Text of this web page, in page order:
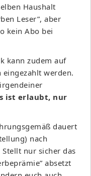
Haushalt
Leser”, aber
kein Abo bei
kann zudem auf
eingezahlt werden.
ist erlaubt, nur
dauert
nach
nur sicher das
absetzt